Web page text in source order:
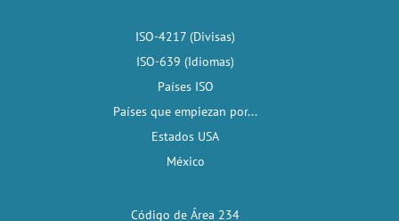
ISO-4217 (Divisas)
ISO-639 (Idiomas)
Países ISO
Países que empiezan por...
Estados USA
México
Código de Área 234